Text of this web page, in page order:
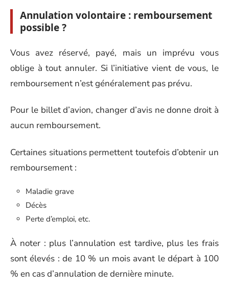
Annulation volontaire : remboursement
possible ?
Vous avez réservé, payé, mais un imprévu vous
oblige à tout annuler. Si l’initiative vient de vous, le
remboursement n’est généralement pas prévu.
Pour le billet d’avion, changer d’avis ne donne droit à
aucun remboursement.
Certaines situations permettent toutefois d’obtenir un
remboursement :
Maladie grave
Décès
Perte d’emploi, etc.
À noter : plus l’annulation est tardive, plus les frais
sont élevés : de 10 % un mois avant le départ à 100
% en cas d’annulation de dernière minute.